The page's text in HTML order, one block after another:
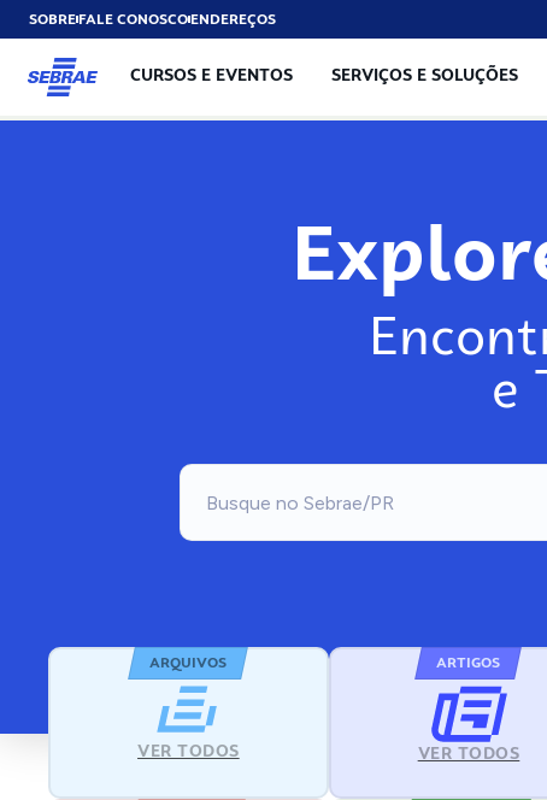
SOBREFALE CONOSCOENDEREÇOS
CURSOS E EVENTOS SERVIÇOS E SOLUÇÕES
e
ARQUIVOS
VER TODOS
ARTIGOS
VER TODOS